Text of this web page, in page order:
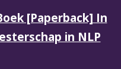
[Paperback] In
in NLP